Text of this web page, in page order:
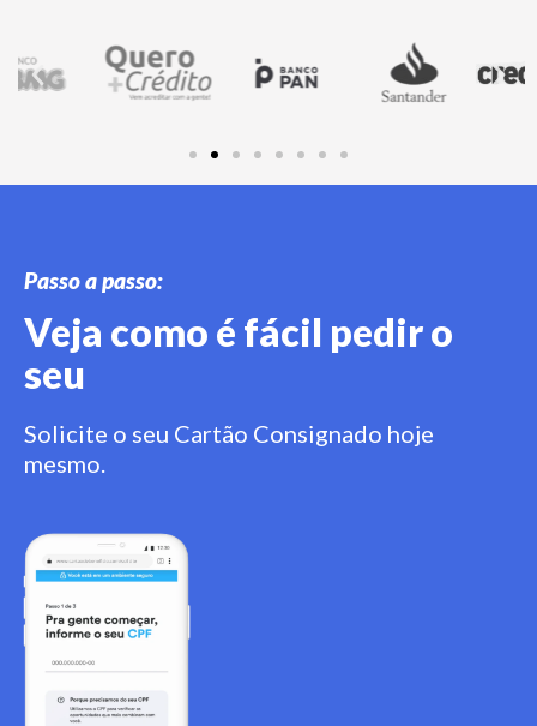
Passo a passo:
Veja como é fácil pedir o
seu
Solicite o seu Cartão Consignado hoje
mesmo.